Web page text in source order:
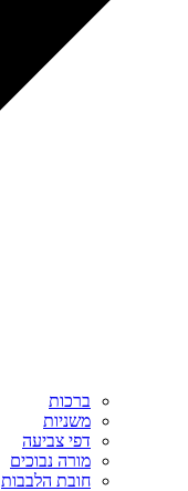
ברכות
משניות
דפי צביעה
מורה נבוכים
חובת הלבבות